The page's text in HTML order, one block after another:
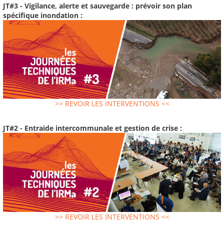
JT#3 - Vigilance, alerte et sauvegarde : prévoir son plan
spécifique inondation :
>> REVOIR LES INTERVENTIONS <<
JT#2 - Entraide intercommunale et gestion de crise :
>> REVOIR LES INTERVENTIONS <<